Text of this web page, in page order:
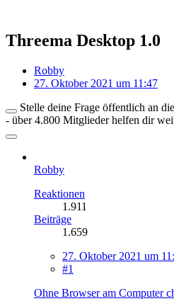
Threema Desktop 1.0
Robby
27. Oktober 2021 um 11:47
Stelle deine Frage öffentlich an
- über 4.800 Mitglieder helfen dir
Robby
Reaktionen
1.911
Beiträge
1.659
27. Oktober 2021 um
#1
Ohne Browser am Computer